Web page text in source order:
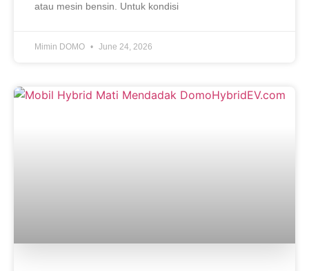
atau mesin bensin. Untuk kondisi
Mimin DOMO June 24, 2026